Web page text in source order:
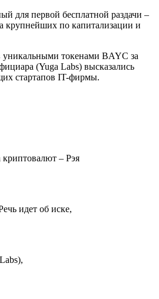
для первой бесплатной раздачи –
крупнейших по капитализации и
уникальными токенами BAYC за
(Yuga Labs) высказались
стартапов IT-фирмы.
– Рэя
идет об иске,